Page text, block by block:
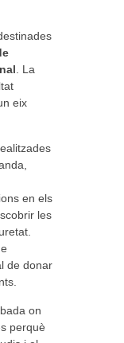
. La
eix
en els
les
de donar
on
perquè